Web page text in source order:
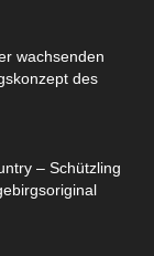
wachsenden
des
– Schützling